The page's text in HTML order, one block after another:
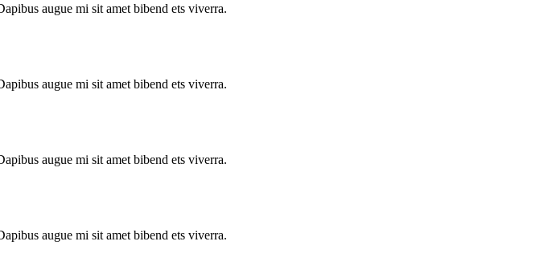
augue mi sit amet bibend ets viverra.
augue mi sit amet bibend ets viverra.
augue mi sit amet bibend ets viverra.
augue mi sit amet bibend ets viverra.